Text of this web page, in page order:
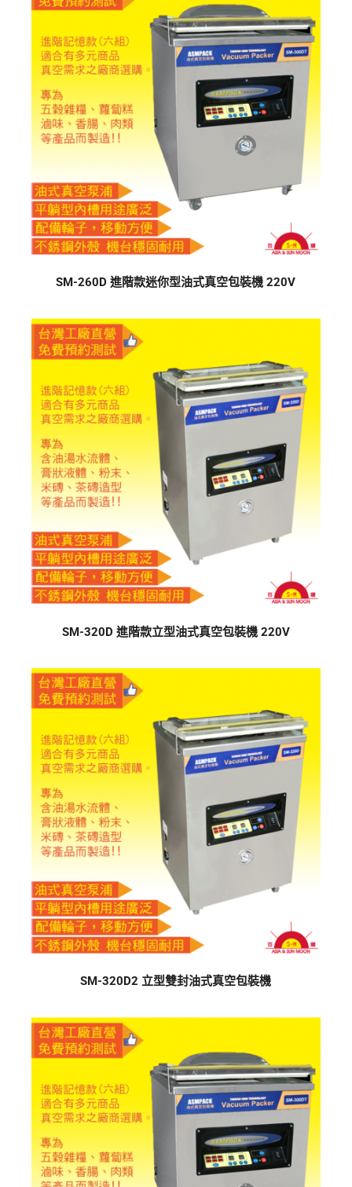
SM-260D 進階款迷你型油式真空包裝機 220V
SM-320D 進階款立型油式真空包裝機 220V
SM-320D2 立型雙封油式真空包裝機